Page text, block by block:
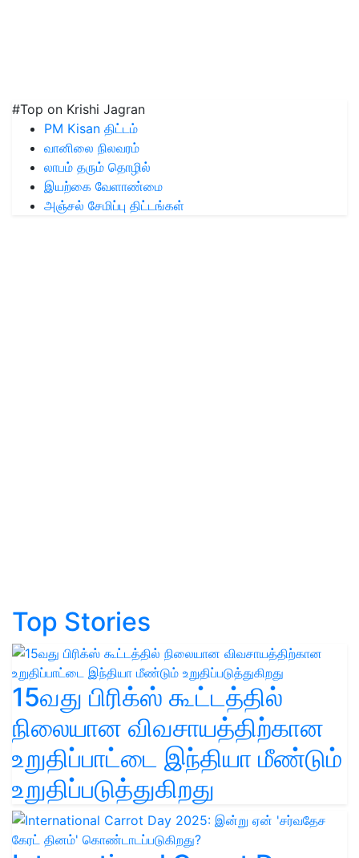
#Top on Krishi Jagran
PM Kisan திட்டம்
வானிலை நிலவரம்
லாபம் தரும் தொழில்
இயற்கை வேளாண்மை
அஞ்சல் சேமிப்பு திட்டங்கள்
Top Stories
15வது பிரிக்ஸ் கூட்டத்தில்
நிலையான விவசாயத்திற்கான
உறுதிப்பாட்டை இந்தியா மீண்டும்
உறுதிப்படுத்துகிறது